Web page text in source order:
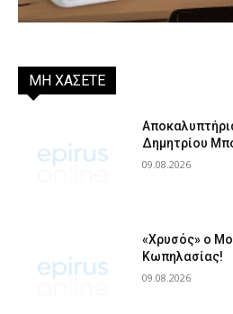
ΜΗ ΧΑΣΕΤΕ
Δημητρίου
09.08.2026
«Χρυσός» ο
Κωπηλασίας!
09.08.2026